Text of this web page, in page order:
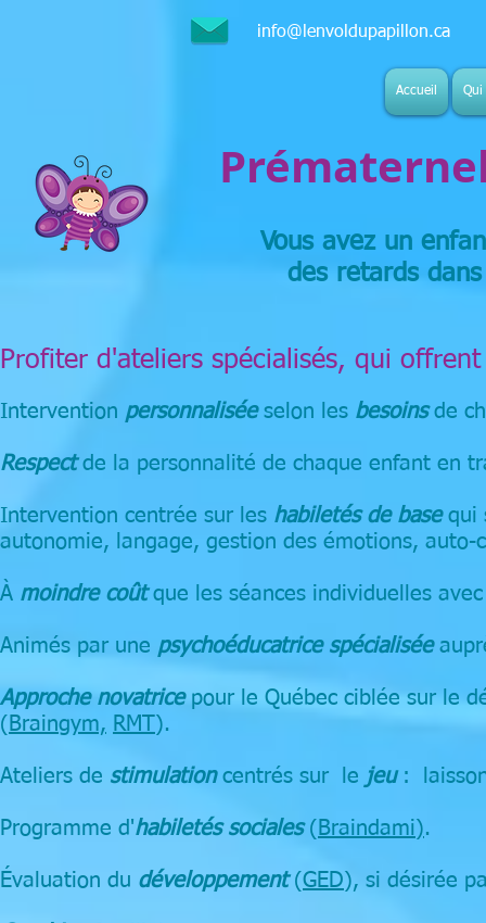
Accueil Qui
Vous avez un
des retards
Profiter d'ateliers spécialisés, qui
Intervention personnaliséeselon les besoinsde
Respectde la personnalité de chaque enfant en
Intervention centrée sur les habiletés de basequi
autonomie, langage, gestion des émotions,
À moindre coûtque les séances individuelles
Animés par une psychoéducatrice spécialisée
Approche novatrice pour le Québec ciblée sur le
( Braingym, RMT ).
Ateliers de stimulation centrés sur le jeu :
Programme d'habiletés sociales ( Braindami).
Évaluation du développement (GED), si désirée
info@lenvoldupapillon.ca